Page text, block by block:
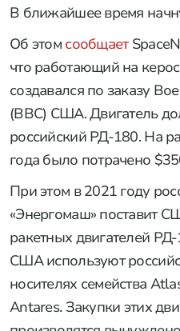
В ближайшее время
Об этом сообщает
что работающий на
создавался по заказу
(ВВС) США. Двигатель
российский РД-180. На
года было потрачено
При этом в 2021 году
«Энергомаш» поставит
ракетных двигателей
США используют
носителях семейства
Antares. Закупки этих